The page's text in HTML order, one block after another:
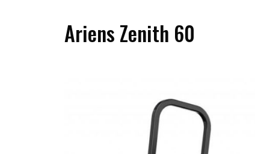
Ariens Zenith 60